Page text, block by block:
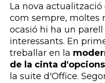
La nova
com sempre, moltes
ocasió hi ha un
interessants. En
treballar en la
de la cinta d'opcions
la suite d'Office.